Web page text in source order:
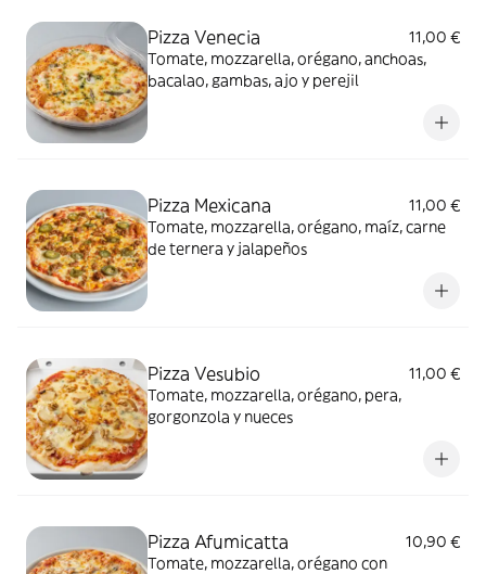
Pizza Venecia
11,00 €
Tomate, mozzarella, orégano, anchoas,
bacalao, gambas, ajo y perejil
Pizza Mexicana
11,00 €
Tomate, mozzarella, orégano, maíz, carne
de ternera y jalapeños
Pizza Vesubio
11,00 €
Tomate, mozzarella, orégano, pera,
gorgonzola y nueces
Pizza Afumicatta
10,90 €
Tomate, mozzarella, orégano con